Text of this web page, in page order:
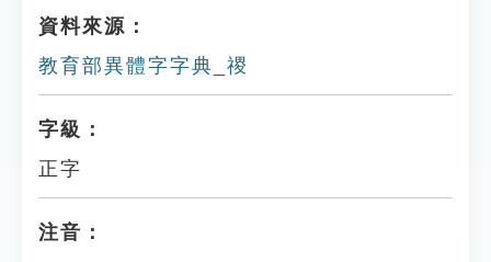
資料來源：
教育部異體字字典_禝
字級：
正字
注音：